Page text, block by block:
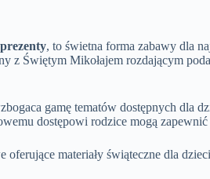
prezenty, to świetna forma zabawy dla
z Świętym Mikołajem rozdającym
gamę tematów dostępnych dla
dostępowi rodzice mogą
materiały świąteczne dla